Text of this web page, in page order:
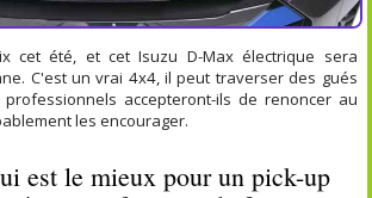
cet été, et cet Isuzu D-Max électrique sera
C'est un vrai 4x4, il peut traverser des gués
accepteront-ils de renoncer au
les encourager.
est le mieux pour un pick-up